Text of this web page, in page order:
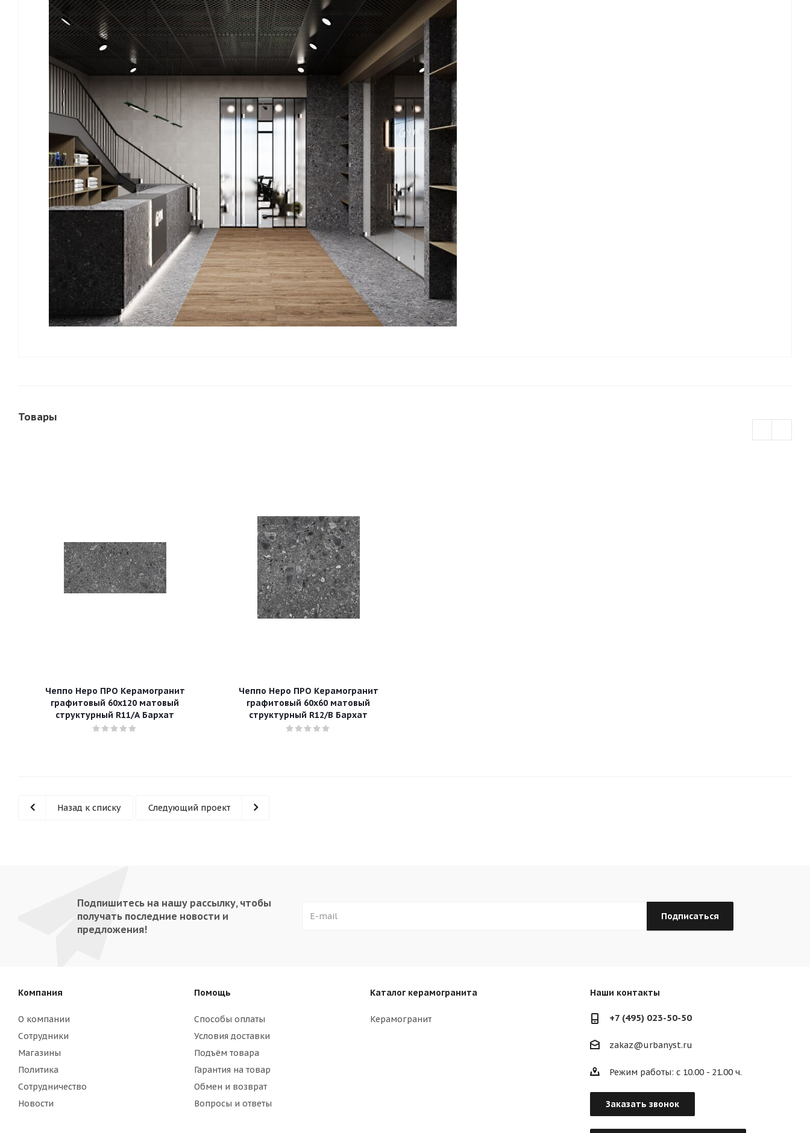
Товары
Чеппо Неро ПРО Керамогранит
графитовый 60х120 матовый
структурный R11/A Бархат
Чеппо Неро ПРО Керамогранит
графитовый 60х60 матовый
структурный R12/B Бархат
Назад к списку Следующий проект
Подпишитесь на нашу рассылку, чтобы
получать последние новости и
предложения!
Компания
О компании
Сотрудники
Магазины
Политика
Сотрудничество
Новости
Помощь
Способы оплаты
Условия доставки
Подъём товара
Гарантия на товар
Обмен и возврат
Вопросы и ответы
Каталог керамогранита
Керамогранит
Наши контакты
+7 (495) 023-50-50
zakaz@urbanyst.ru
Режим работы: с 10.00 - 21.00 ч.
Заказать звонок